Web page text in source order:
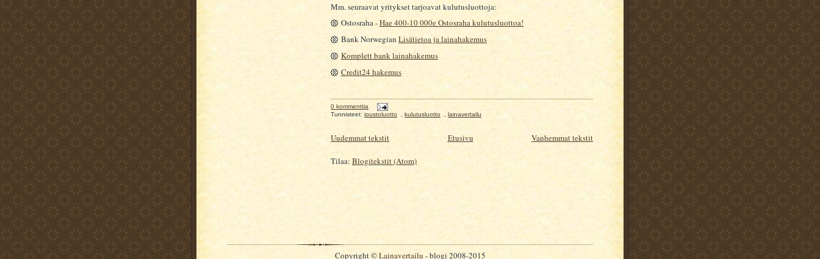
Mm. seuraavat yritykset tarjoavat kulutusluottoja:
Ostosraha -Hae 400-10 000e Ostosraha kulutusluottoa!
Bank Norwegian Lisätietoa ja lainahakemus
Komplett bank lainahakemus
Credit24 hakemus
0 kommenttia
Tunnisteet: joustoluotto , kulutusluotto , lainavertailu
Uudemmat tekstit Vanhemmat tekstit
Etusivu
Tilaa: Blogitekstit (Atom)
Copyright ©Lainavertailu - blogi 2008-2015